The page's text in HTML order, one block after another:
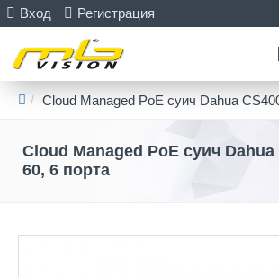
Вход Регистрация
Cloud Managed PoE суич Dahua
Cloud Managed PoE суич Dahua
60, 6 порта